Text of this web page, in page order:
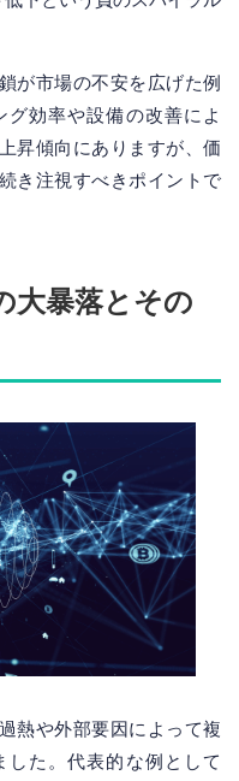
が市場の不安を広げた例
効率や設備の改善によ
昇傾向にありますが、価
き注視すべきポイントで
大暴落とその
熱や外部要因によって複
た。代表的な例として